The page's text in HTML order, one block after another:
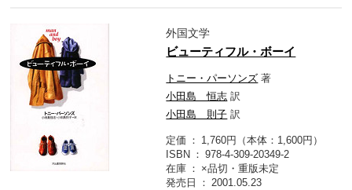
外国文学
ビューティフル・ボーイ
トニー・パーソンズ 著
小田島 恒志 訳
小田島 則子 訳
定価
1,760円（本体：1,600円）
ISBN
978-4-309-20349-2
在庫
×品切・重版未定
発売日
2001.05.23